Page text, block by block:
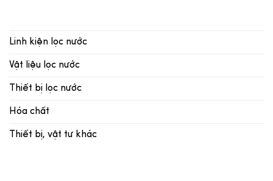
Linh kiện lọc nước
Vật liệu lọc nước
Thiết bị lọc nước
Hóa chất
Thiết bị, vật tư khác